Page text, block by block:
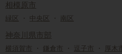
相模原市
緑区 ・ 中央区 ・ 南区
神奈川県市部
横須賀市 ・ 鎌倉市 ・ 逗子市 ・ 厚木市